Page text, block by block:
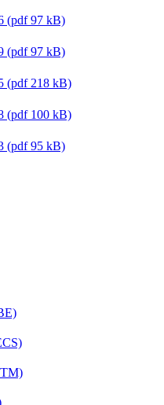
(pdf 97 kB)
(pdf 97 kB)
(pdf 218 kB)
(pdf 100 kB)
(pdf 95 kB)